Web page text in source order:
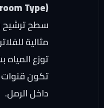
(Mushroom Type):
سطح ترشيح
مثالية
توزع
داخل الرمل.